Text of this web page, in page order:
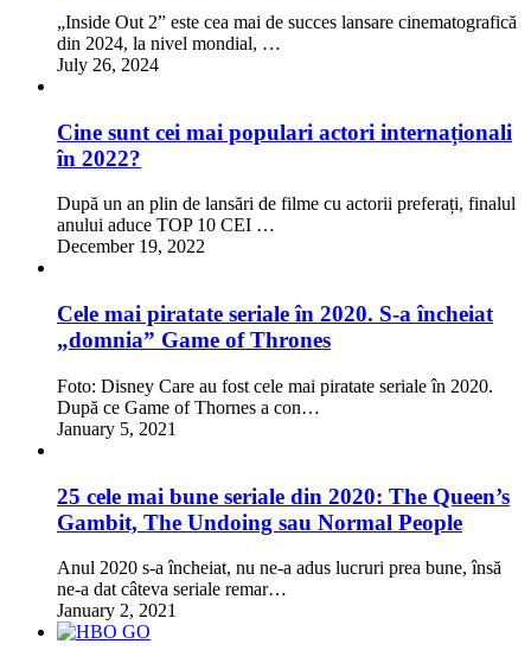
„Inside Out 2” este cea mai de succes lansare cinematografică
din 2024, la nivel mondial, …
July 26, 2024
Cine sunt cei mai populari actori internaționali
în 2022?
După un an plin de lansări de filme cu actorii preferați, finalul
anului aduce TOP 10 CEI …
December 19, 2022
Cele mai piratate seriale în 2020. S-a încheiat
„domnia” Game of Thrones
Foto: Disney Care au fost cele mai piratate seriale în 2020.
După ce Game of Thornes a con…
January 5, 2021
25 cele mai bune seriale din 2020: The Queen’s
Gambit, The Undoing sau Normal People
Anul 2020 s-a încheiat, nu ne-a adus lucruri prea bune, însă
ne-a dat câteva seriale remar…
January 2, 2021